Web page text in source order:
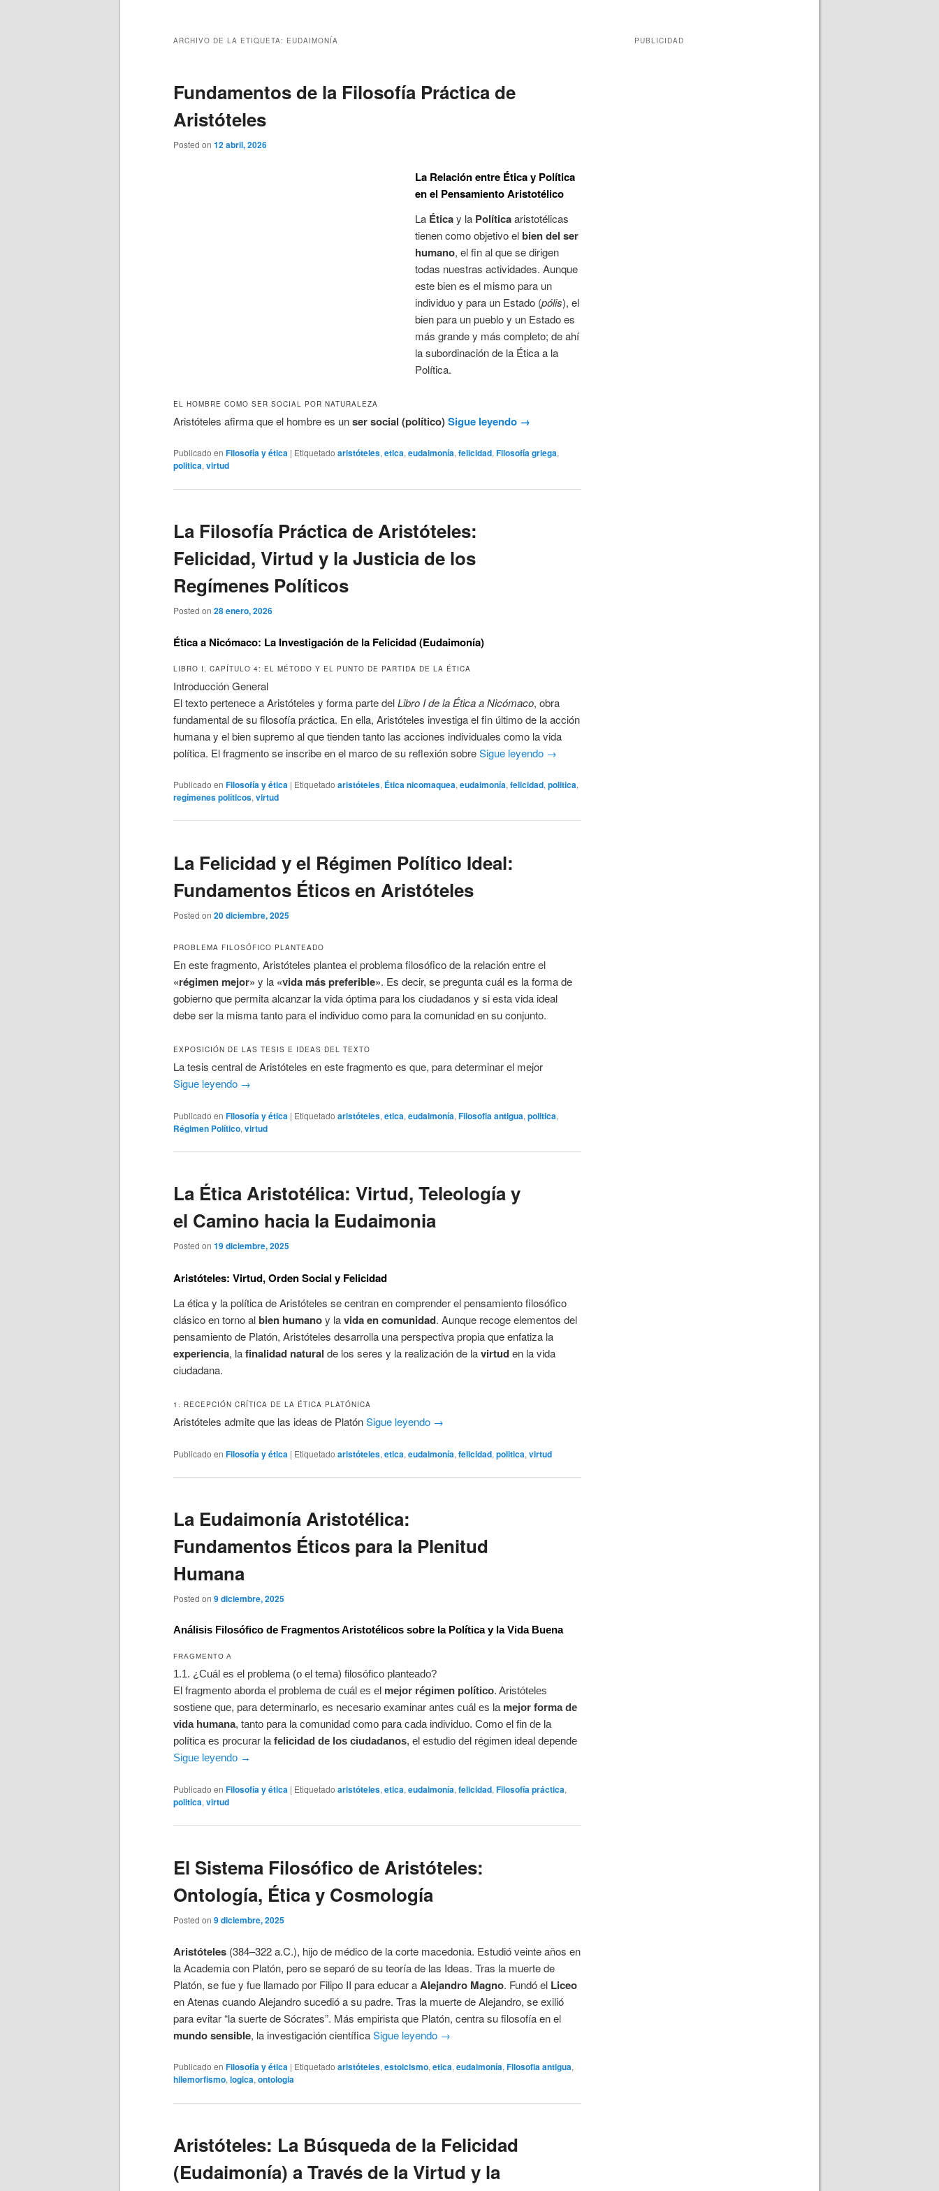
ARCHIVO DE LA ETIQUETA: EUDAIMONÍA
Fundamentos de la Filosofía Práctica de
Aristóteles
Posted on 12 abril, 2026
La Relación entre Ética y Política
en el Pensamiento Aristotélico
La Éticay la Políticaaristotélicas
tienen como objetivo elbien del ser
humano, el fin al que se dirigen
todas nuestras actividades. Aunque
este bien es el mismo para un
individuo y para un Estado (pólis), el
bien para un pueblo y un Estado es
más grande y más completo; de ahí
la subordinación de la Ética a la
Política.
EL HOMBRE COMO SER SOCIAL POR NATURALEZA
Aristóteles afirma que el hombre es unser social (político)Sigue leyendo →
Publicado en Filosofía y ética | Etiquetado aristóteles,etica,eudaimonía,felicidad,Filosofía griega,
politica,virtud
La Filosofía Práctica de Aristóteles:
Felicidad, Virtud y la Justicia de los
Regímenes Políticos
Posted on 28 enero, 2026
Ética a Nicómaco: La Investigación de la Felicidad (Eudaimonía)
LIBRO I, CAPÍTULO 4: EL MÉTODO Y EL PUNTO DE PARTIDA DE LA ÉTICA
Introducción General
El texto pertenece a Aristóteles y forma parte delLibro I de la Ética a Nicómaco, obra
fundamental de su filosofía práctica. En ella, Aristóteles investiga el fin último de la acción
humana y el bien supremo al que tienden tanto las acciones individuales como la vida
política. El fragmento se inscribe en el marco de su reflexión sobreSigue leyendo →
Publicado en Filosofía y ética | Etiquetado aristóteles, Ética nicomaquea, eudaimonía, felicidad, politica,
regímenes políticos, virtud
La Felicidad y el Régimen Político Ideal:
Fundamentos Éticos en Aristóteles
Posted on 20 diciembre, 2025
PROBLEMA FILOSÓFICO PLANTEADO
En este fragmento, Aristóteles plantea el problema filosófico de la relación entre el
«régimen mejor» y la «vida más preferible». Es decir, se pregunta cuál es la forma de
gobierno que permita alcanzar la vida óptima para los ciudadanos y si esta vida ideal
debe ser la misma tanto para el individuo como para la comunidad en su conjunto.
EXPOSICIÓN DE LAS TESIS E IDEAS DEL TEXTO
La tesis central de Aristóteles en este fragmento es que, para determinar el mejor
Sigue leyendo →
Publicado en Filosofía y ética | Etiquetado aristóteles, etica, eudaimonía, Filosofia antigua, politica,
Régimen Político, virtud
La Ética Aristotélica: Virtud, Teleología y
el Camino hacia la Eudaimonia
Posted on 19 diciembre, 2025
Aristóteles: Virtud, Orden Social y Felicidad
La ética y la política de Aristóteles se centran en comprender el pensamiento filosófico
clásico en torno albien humanoy lavida en comunidad. Aunque recoge elementos del
pensamiento de Platón, Aristóteles desarrolla una perspectiva propia que enfatiza la
experiencia, lafinalidad natural de los seres y la realización de lavirtuden la vida
ciudadana.
1. RECEPCIÓN CRÍTICA DE LA ÉTICA PLATÓNICA
Aristóteles admite que las ideas de PlatónSigue leyendo →
Publicado en Filosofía y ética | Etiquetado aristóteles, etica, eudaimonía, felicidad, politica, virtud
La Eudaimonía Aristotélica:
Fundamentos Éticos para la Plenitud
Humana
Posted on 9 diciembre, 2025
Análisis Filosófico de Fragmentos Aristotélicos sobre la Política y la Vida Buena
FRAGMENTO A
1.1. ¿Cuál es el problema (o el tema) filosófico planteado?
El fragmento aborda el problema de cuál es el mejor régimen político. Aristóteles
sostiene que, para determinarlo, es necesario examinar antes cuál es la mejor forma de
vida humana, tanto para la comunidad como para cada individuo. Como el fin de la
política es procurar la felicidad de los ciudadanos, el estudio del régimen ideal depende
Sigue leyendo →
Publicado en Filosofía y ética | Etiquetado aristóteles, etica, eudaimonía, felicidad, Filosofía práctica,
politica, virtud
El Sistema Filosófico de Aristóteles:
Ontología, Ética y Cosmología
Posted on 9 diciembre, 2025
Aristóteles (384–322 a.C.), hijo de médico de la corte macedonia. Estudió veinte años en
la Academia con Platón, pero se separó de su teoría de las Ideas. Tras la muerte de
Platón, se fue y fue llamado por Filipo II para educar aAlejandro Magno. Fundó el Liceo
en Atenas cuando Alejandro sucedió a su padre. Tras la muerte de Alejandro, se exilió
para evitar “la suerte de Sócrates”. Más empirista que Platón, centra su filosofía en el
mundo sensible, la investigación científicaSigue leyendo →
Publicado en Filosofía y ética | Etiquetado aristóteles, estoicismo, etica, eudaimonía, Filosofia antigua,
hilemorfismo, logica, ontologia
Aristóteles: La Búsqueda de la Felicidad
(Eudaimonía) a Través de la Virtud y la
PUBLICIDAD